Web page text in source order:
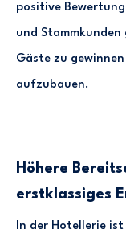
positive
und
Gäste zu
aufzubauen.
Höhere
erstklassiges
In der Hotellerie